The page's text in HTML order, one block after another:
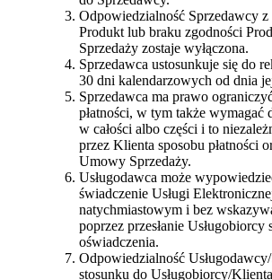
Odpowiedzialność Sprzedawcy z
Produkt lub braku zgodności
Sprzedaży zostaje wyłączona.
Sprzedawca ustosunkuje się do
30 dni kalendarzowych od dnia
Sprzedawca ma prawo
płatności, w tym także wymagać
w całości albo części i to
przez Klienta sposobu płatności
Umowy Sprzedaży.
Usługodawca może
świadczenie Usługi
natychmiastowym i bez
poprzez przesłanie Usługobiorcy
oświadczenia.
Odpowiedzialność
stosunku do Usługobiorcy/